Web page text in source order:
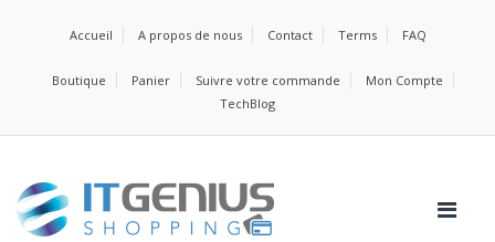
Accueil A propos de nous Contact Terms FAQ
Boutique Panier Suivre votre commande
Mon Compte
TechBlog